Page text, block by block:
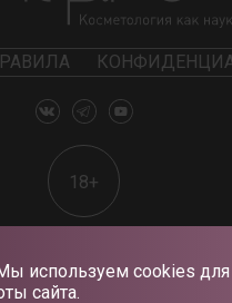
используем cookies для
сайта.
18+